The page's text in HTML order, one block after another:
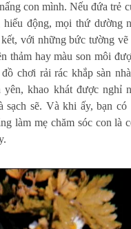
con mình. Nếu đứa trẻ
hiếu động, mọi thứ dường
với những bức tường vẽ
thảm hay màu son môi
chơi rải rác khắp sàn
yên, khao khát được nghỉ
sạch sẽ. Và khi ấy, bạn có
làm mẹ chăm sóc con là